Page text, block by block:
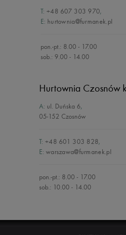
T: +48 607 303 970,
E: hurtownia@furmanek.pl
pon.-pt.: 8.00 - 17.00
sob.: 9.00 - 14.00
Hurtownia Czosnów
A: ul. Duńska 6,
05-152 Czosnów
T: +48 601 303 828,
E: warszawa@furmanek.pl
pon.-pt.: 8.00 - 17.00
sob.: 10.00 - 14.00